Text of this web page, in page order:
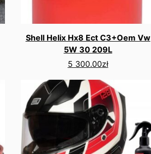
Shell Helix Hx8 Ect C3+Oem Vw
5W 30 209L
5 300.00zł